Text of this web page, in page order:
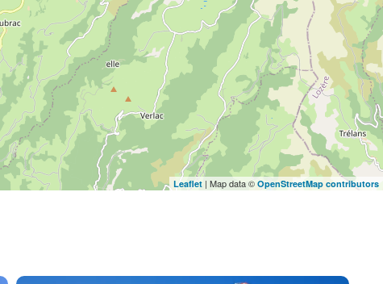
Leaflet | Map data © OpenStreetMap contributors